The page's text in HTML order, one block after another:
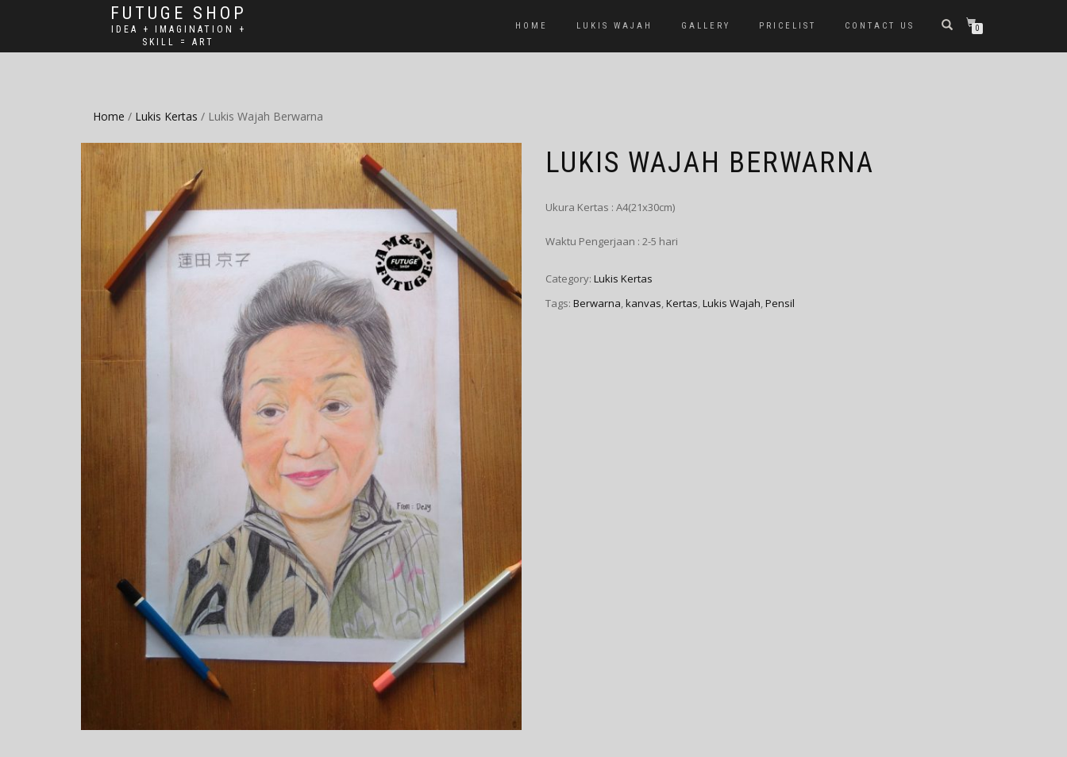
FUTUGE SHOP
IDEA + IMAGINATION +
SKILL = ART
HOME LUKIS WAJAH GALLERY PRICELIST CONTACT US 0
Home / Lukis Kertas / Lukis Wajah Berwarna
LUKIS WAJAH BERWARNA
Ukura Kertas : A4(21x30cm)
Waktu Pengerjaan : 2-5 hari
Category: Lukis Kertas
Tags: Berwarna,kanvas,Kertas,Lukis Wajah,Pensil